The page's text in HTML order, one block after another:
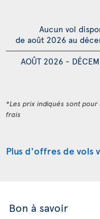
AOÛT 2026 -
Aucun vol
de août 2026 au
*Les prix indiqués sont
frais
Plus d'offres de vols
Bon à savoir